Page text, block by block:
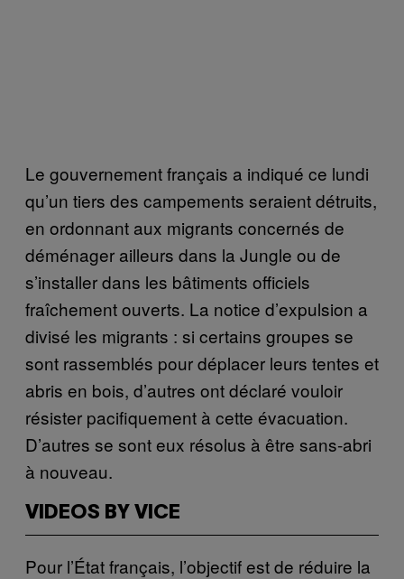
Le gouvernement français a indiqué ce lundi
qu’un tiers des campements seraient détruits,
en ordonnant aux migrants concernés de
déménager ailleurs dans la Jungle ou de
s’installer dans les bâtiments officiels
fraîchement ouverts. La notice d’expulsion a
divisé les migrants : si certains groupes se
sont rassemblés pour déplacer leurs tentes et
abris en bois, d’autres ont déclaré vouloir
résister pacifiquement à cette évacuation.
D’autres se sont eux résolus à être sans-abri
à nouveau.
VIDEOS BY VICE
Pour l’État français, l’objectif est de réduire la